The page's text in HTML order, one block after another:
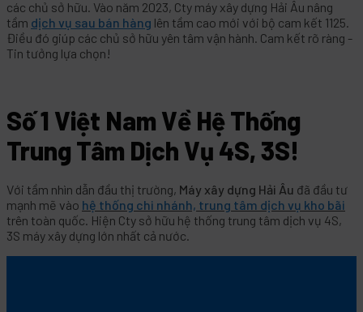
các chủ sở hữu. Vào năm 2023, Cty máy xây dựng Hải Âu nâng
tầm dịch vụ sau bán hàng lên tầm cao mới với bộ cam kết 1125.
Điều đó giúp các chủ sở hữu yên tâm vận hành. Cam kết rõ ràng -
Tin tưởng lựa chọn!
Số 1 Việt Nam Về Hệ Thống
Trung Tâm Dịch Vụ 4S, 3S!
Với tầm nhìn dẫn đầu thị trường, Máy xây dựng Hải Âu đã đầu tư
mạnh mẽ vào hệ thống chi nhánh, trung tâm dịch vụ kho bãi
trên toàn quốc. Hiện Cty sở hữu hệ thống trung tâm dịch vụ 4S,
3S máy xây dựng lớn nhất cả nước.